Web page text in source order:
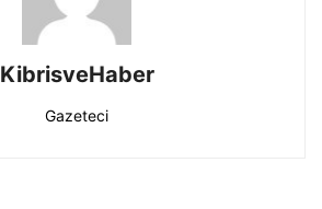
KibrisveHaber
Gazeteci